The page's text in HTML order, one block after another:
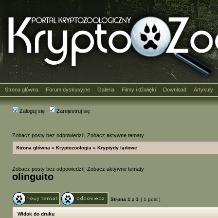
Strona główna · Forum dyskusyjne · Galeria · Filmy i dźwięki · Download · Artykuły
Zaloguj się Zarejestruj się
Zobacz posty bez odpowiedzi | Zobacz aktywne tematy
Strona główna » Kryptozoologia » Kryptydy lądowe
Zobacz posty bez odpowiedzi | Zobacz aktywne tematy
olinguito
Strona 1 z 1 [ 1 post ]
Widok do druku